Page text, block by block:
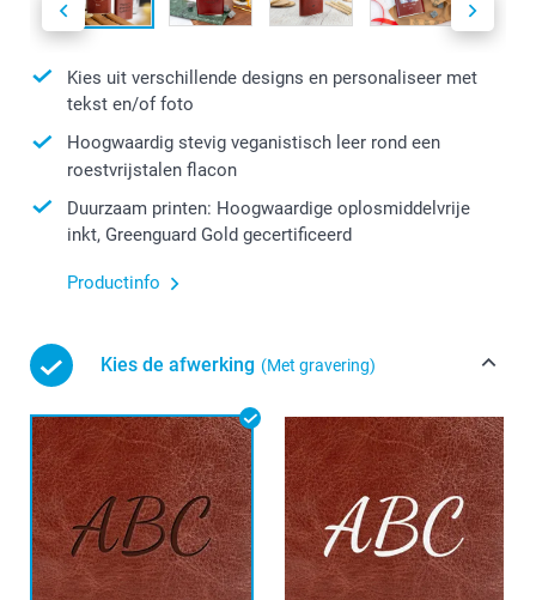
Kies uit verschillende designs en personaliseer met
tekst en/of foto
Hoogwaardig stevig veganistisch leer rond een
roestvrijstalen flacon
Duurzaam printen: Hoogwaardige oplosmiddelvrije
inkt, Greenguard Gold gecertificeerd
Productinfo
Kies de afwerking (Met gravering)